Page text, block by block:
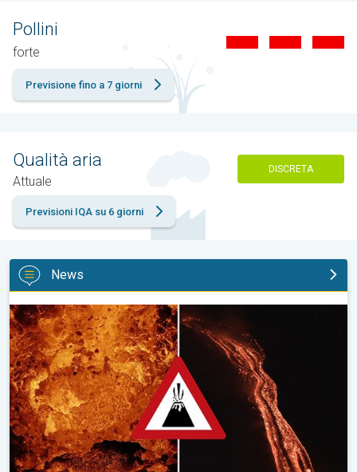
Pollini
forte
Previsione fino a 7 giorni
Qualità aria
Attuale
DISCRETA
Previsioni IQA su 6 giorni
News
Etna: lava prossima ai 1.500 metri. Geologia e Vulcani. . .